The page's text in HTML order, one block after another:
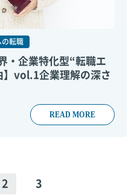
転職
・企業特化型“転職エ
vol.1企業理解の深さ
READ MORE
2 3